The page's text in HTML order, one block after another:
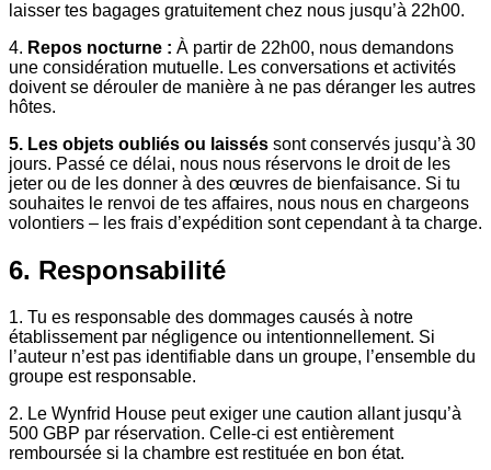
laisser tes bagages gratuitement chez nous jusqu’à 22h00.
4. Repos nocturne : À partir de 22h00, nous demandons
une considération mutuelle. Les conversations et activités
doivent se dérouler de manière à ne pas déranger les autres
hôtes.
5. Les objets oubliés ou laissés sont conservés jusqu’à 30
jours. Passé ce délai, nous nous réservons le droit de les
jeter ou de les donner à des œuvres de bienfaisance. Si tu
souhaites le renvoi de tes affaires, nous nous en chargeons
volontiers – les frais d’expédition sont cependant à ta charge.
6. Responsabilité
1. Tu es responsable des dommages causés à notre
établissement par négligence ou intentionnellement. Si
l’auteur n’est pas identifiable dans un groupe, l’ensemble du
groupe est responsable.
2. Le Wynfrid House peut exiger une caution allant jusqu’à
500 GBP par réservation. Celle-ci est entièrement
remboursée si la chambre est restituée en bon état.